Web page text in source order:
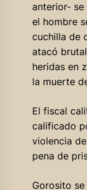
anterior- se
el hombre
cuchilla de
atacó
heridas en
la muerte
El fiscal
calificado
violencia
pena de
Gorosito